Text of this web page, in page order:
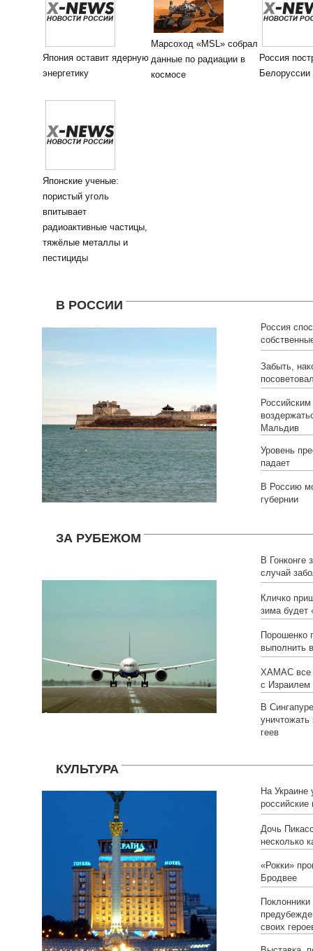
Япония оставит ядерную
энергетику
Марсоход «MSL» собрал
данные по радиации в
космосе
Россия
Японские ученые:
пористый уголь
впитывает
радиоактивные частицы,
тяжёлые металлы и
пестициды
В РОССИИ
Россия
Забыть,
Мальдив
Уровень
падает
В Россию
губернии
ЗА РУБЕЖОМ
В Гонконге
случай
Кличко
зима будет
выполнить
ХАМАС все
с Израилем
В
уничтожать
геев
КУЛЬТУРА
На Украине
российские
Дочь
несколько
«Рокки»
Бродвее
своих